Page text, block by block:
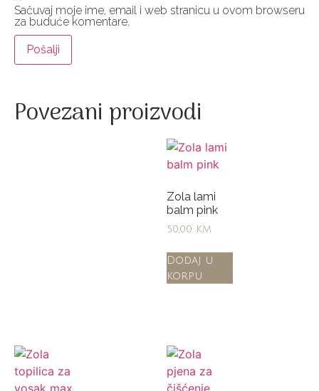
Sačuvaj moje ime, email i web stranicu u ovom browseru
za buduće komentare.
Povezani proizvodi
Zola lami
balm pink
50,00 KM
Dodaj u
korpu